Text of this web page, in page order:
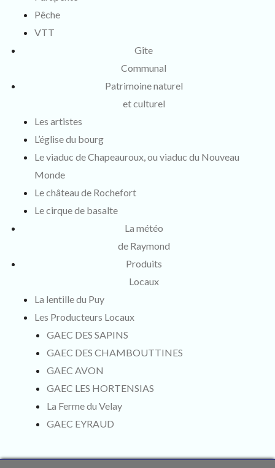
Pêche
VTT
Gîte
Communal
Patrimoine naturel
et culturel
Les artistes
L’église du bourg
Le viaduc de Chapeauroux, ou viaduc du Nouveau
Monde
Le château de Rochefort
Le cirque de basalte
La météo
de Raymond
Produits
Locaux
La lentille du Puy
Les Producteurs Locaux
GAEC DES SAPINS
GAEC DES CHAMBOUTTINES
GAEC AVON
GAEC LES HORTENSIAS
La Ferme du Velay
GAEC EYRAUD